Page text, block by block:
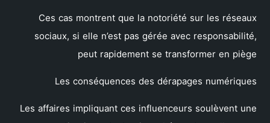
Ces cas montrent que la notoriété sur les réseaux
sociaux, si elle n’est pas gérée avec responsabilité,
peut rapidement se transformer en piège
Les conséquences des dérapages numériques
Les affaires impliquant ces influenceurs soulèvent une